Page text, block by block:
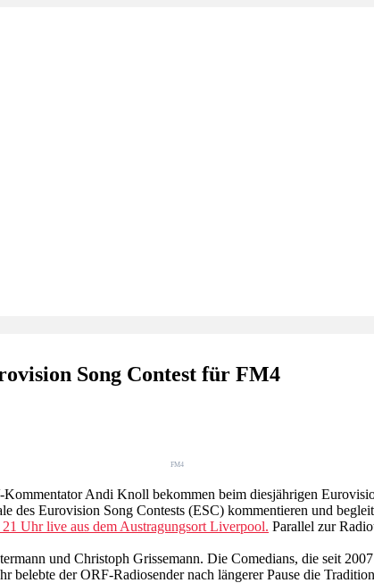
Song Contest für FM4
FM4
Andi Knoll bekommen beim diesjährigen
des Eurovision Song Contests (ESC) kommentieren und
Uhr live aus dem Austragungsort Liverpool. Parallel zur
und Christoph Grissemann. Die Comedians, die seit
belebte der ORF-Radiosender nach längerer Pause die